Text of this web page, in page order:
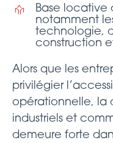
Base locative
notamment
technologie,
construction
Alors que les
privilégier
opérationnelle, la
industriels et
demeure forte